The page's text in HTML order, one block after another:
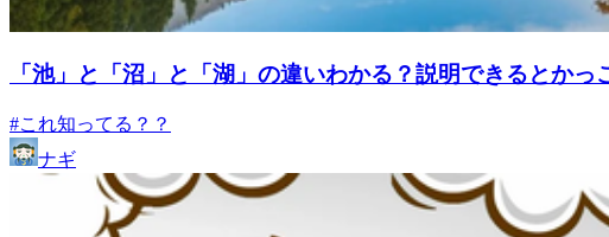
「池」と「沼」と「湖」の違いわかる？説明できるとかっ
#これ知ってる？？
ナギ